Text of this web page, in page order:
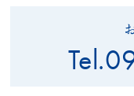
Tel.